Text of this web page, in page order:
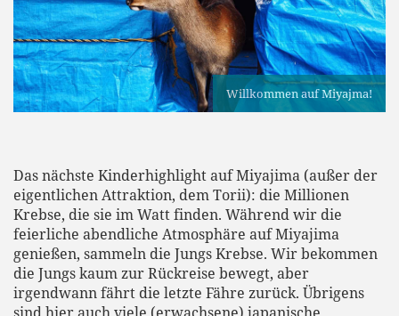
Willkommen auf Miyajma!
Das nächste Kinderhighlight auf Miyajima (außer der
eigentlichen Attraktion, dem Torii): die Millionen
Krebse, die sie im Watt finden. Während wir die
feierliche abendliche Atmosphäre auf Miyajima
genießen, sammeln die Jungs Krebse. Wir bekommen
die Jungs kaum zur Rückreise bewegt, aber
irgendwann fährt die letzte Fähre zurück. Übrigens